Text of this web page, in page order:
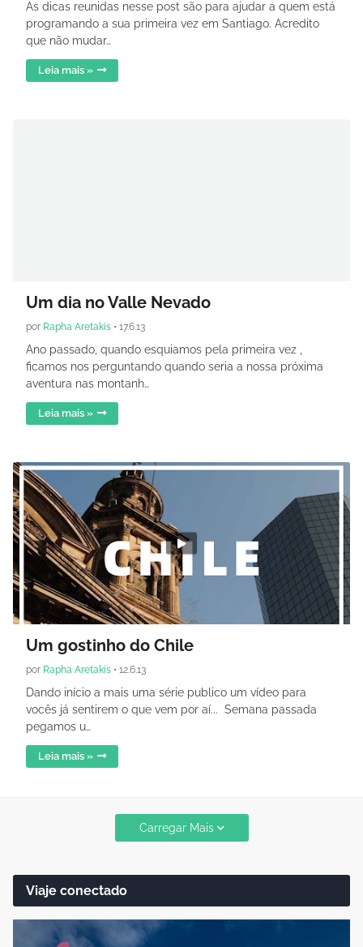
As dicas reunidas nesse post são para ajudar a quem está
programando a sua primeira vez em Santiago. Acredito
que não mudar…
Leia mais »
Um dia no Valle Nevado
por Rapha Aretakis • 17.6.13
Ano passado, quando esquiamos pela primeira vez ,
ficamos nos perguntando quando seria a nossa próxima
aventura nas montanh…
Leia mais »
Um gostinho do Chile
por Rapha Aretakis • 12.6.13
Dando início a mais uma série publico um vídeo para
vocês já sentirem o que vem por aí... Semana passada
pegamos u…
Leia mais »
Carregar Mais
Viaje conectado